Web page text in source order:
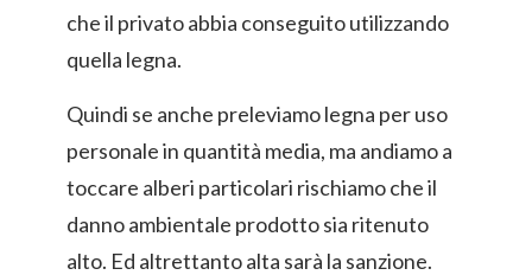
che il privato abbia conseguito utilizzando
quella legna.
Quindi se anche preleviamo legna per uso
personale in quantità media, ma andiamo a
toccare alberi particolari rischiamo che il
danno ambientale prodotto sia ritenuto
alto. Ed altrettanto alta sarà la sanzione.